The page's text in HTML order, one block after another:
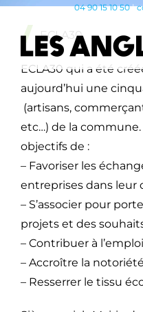
Passer
contenu
04 90 15 10 50 |
Vie Municipale
Vivre aux Angles
Éducation & Jeunesse
Vie Économique
Vie Sociale
Tourisme & Patrimoine
ECLA30
ECLA30 qui a été
aujourd’hui une
(artisans,
etc…) de la commune.
objectifs de :
– Favoriser les
entreprises dans
– S’associer pour
projets et des
– Contribuer à l’emploi
– Accroître la
– Resserrer le tissu